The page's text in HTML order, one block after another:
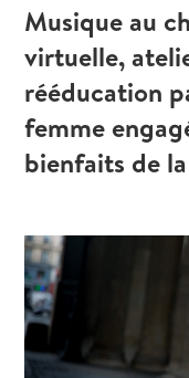
Musique au
virtuelle,
rééducation
femme
bienfaits de